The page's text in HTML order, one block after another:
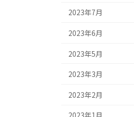
2023年7月
2023年6月
2023年5月
2023年3月
2023年2月